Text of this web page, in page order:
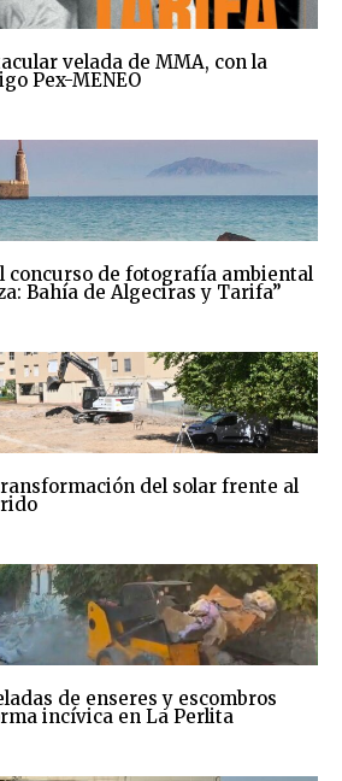
velada de MMA, con la
Pex-MENEO
concurso de fotografía ambiental
Bahía de Algeciras y Tarifa”
del solar frente al
de enseres y escombros
incívica en La Perlita